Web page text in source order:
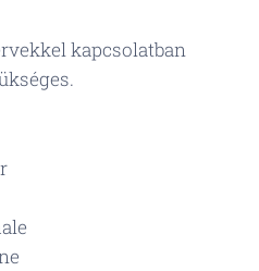
kapcsolatban